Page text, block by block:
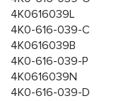
4K0616039L
4K0-616-039-C
4K0616039B
4K0-616-039-P
4K0616039N
4K0-616-039-D